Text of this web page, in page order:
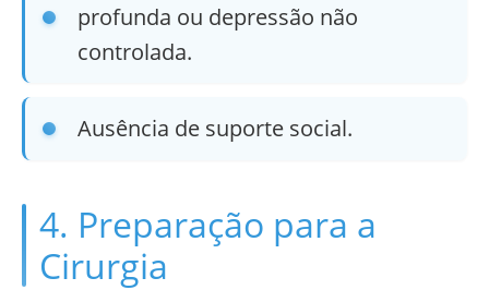
profunda ou depressão não
controlada.
Ausência de suporte social.
4. Preparação para a
Cirurgia